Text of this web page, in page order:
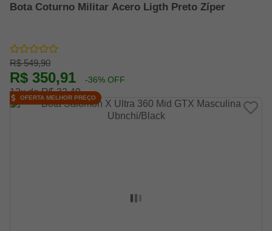
Bota Coturno Militar Acero Ligth Preto Zíper
R$ 549,90
R$ 350,91 -36% OFF
12x de R$ 32,49
OFERTA MELHOR PREÇO